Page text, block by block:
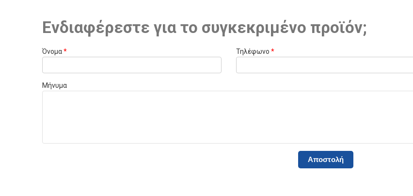
Ενδιαφέρεστε για το συγκεκριμένο προϊόν;
Όνομα* Τηλέφωνο *
Μήνυμα